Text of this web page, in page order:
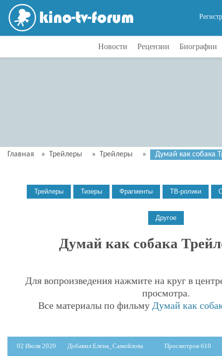
Новости Рецензии Биографии
Главная » Трейлеры » Трейлеры » Думай как собака
Думай как собака
Для вопроизведения нажмите на круг в
просмотра.
Все материалы по фильму Думай как
02 Июля 2020 Добавил Елена_Самойлова Просмотров 610